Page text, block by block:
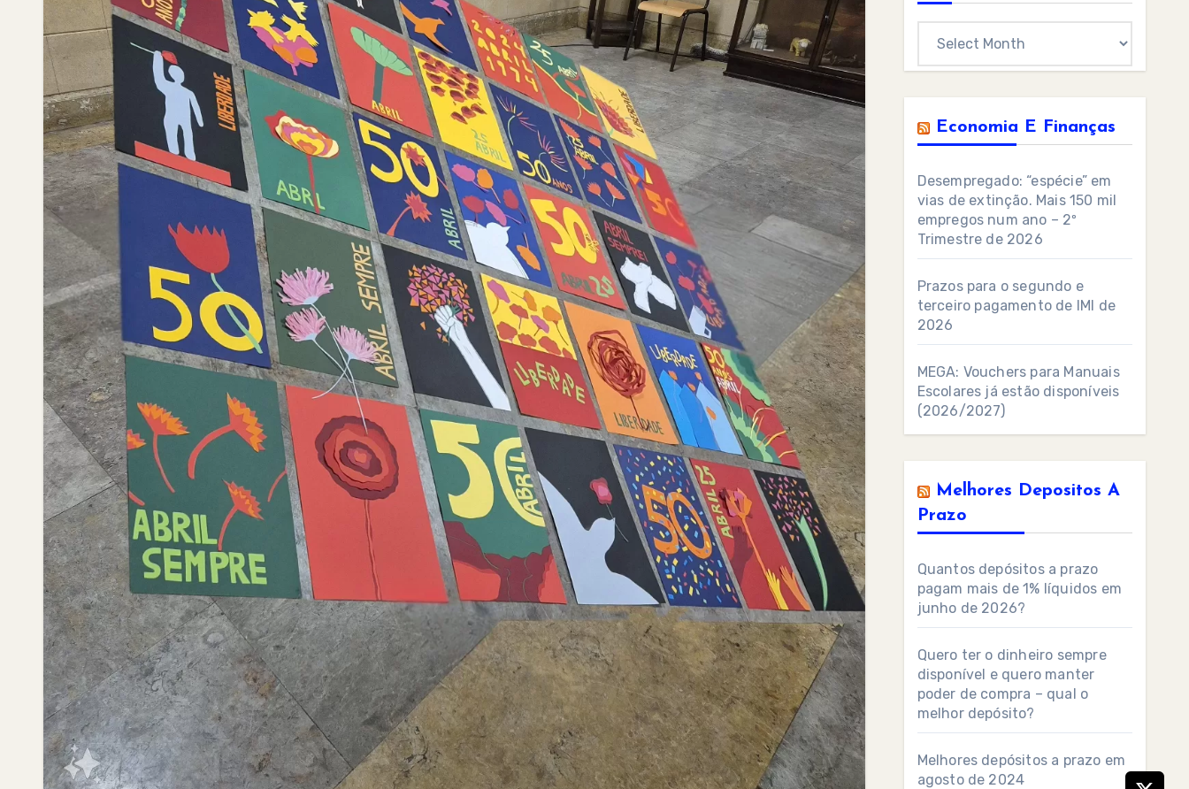
Economia E Finanças
Desempregado: “espécie” em
vias de extinção. Mais 150 mil
empregos num ano – 2º
Trimestre de 2026
Prazos para o segundo e
terceiro pagamento de IMI de
2026
MEGA: Vouchers para Manuais
Escolares já estão disponíveis
(2026/2027)
Melhores Depositos A
Prazo
Quantos depósitos a prazo
pagam mais de 1% líquidos em
junho de 2026?
Quero ter o dinheiro sempre
disponível e quero manter
poder de compra – qual o
melhor depósito?
Melhores depósitos a prazo em
agosto de 2024